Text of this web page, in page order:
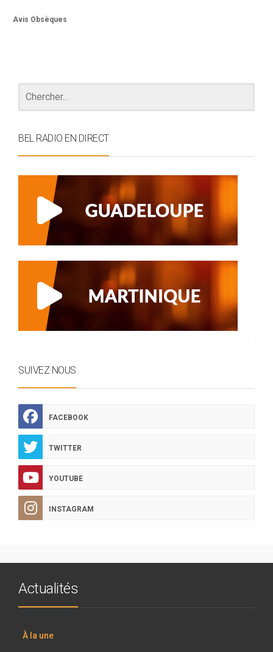
Avis Obsèques
BEL RADIO EN DIRECT
SUIVEZ NOUS
FACEBOOK
TWITTER
YOUTUBE
INSTAGRAM
Actualités
À la une